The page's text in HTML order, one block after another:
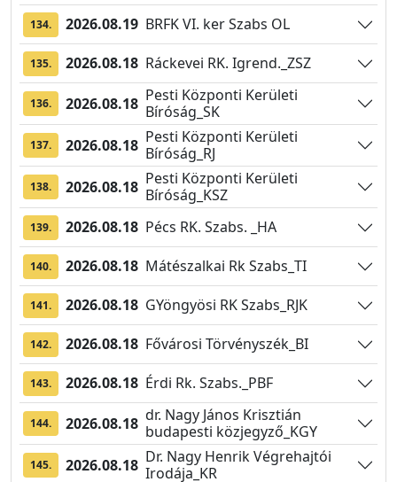
134. 2026.08.19 BRFK VI. ker Szabs OL
135. 2026.08.18 Ráckevei RK. Igrend._ZSZ
136. 2026.08.18 Pesti Központi Kerületi
Bíróság_SK
137. 2026.08.18 Pesti Központi Kerületi
Bíróság_RJ
138. 2026.08.18 Pesti Központi Kerületi
Bíróság_KSZ
139. 2026.08.18 Pécs RK. Szabs. _HA
140. 2026.08.18 Mátészalkai Rk Szabs_TI
141. 2026.08.18 GYöngyösi RK Szabs_RJK
142. 2026.08.18 Fővárosi Törvényszék_BI
143. 2026.08.18 Érdi Rk. Szabs._PBF
144. 2026.08.18 dr. Nagy János Krisztián
budapesti közjegyző_KGY
145. 2026.08.18 Dr. Nagy Henrik Végrehajtói
Irodája_KR